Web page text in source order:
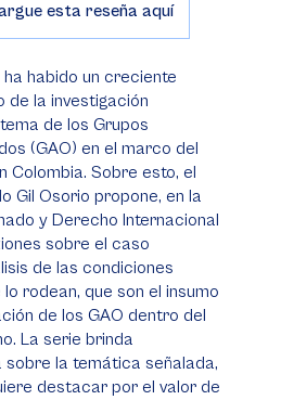
esta reseña aquí
habido un creciente
de la investigación
de los Grupos
(GAO) en el marco del
Colombia. Sobre esto, el
Gil Osorio propone, en la
y Derecho Internacional
sobre el caso
de las condiciones
rodean, que son el insumo
de los GAO dentro del
La serie brinda
sobre la temática señalada,
destacar por el valor de